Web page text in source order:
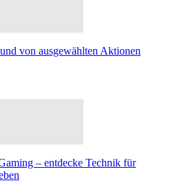
von ausgewählten Aktionen
– entdecke Technik für